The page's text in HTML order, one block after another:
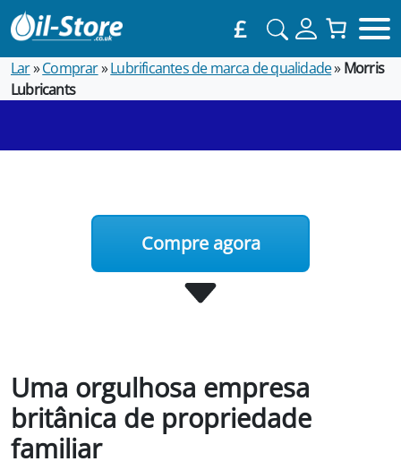
£
Lar»Comprar»Lubrificantes de marca de qualidade»Morris
Lubricants
Compre agora
Uma orgulhosa empresa
britânica de propriedade
familiar